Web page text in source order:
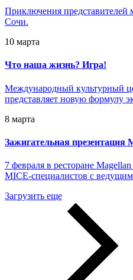
Приключения представителей
Сочи.
10 марта
Что наша жизнь? Игра!
Международный культурный
представляет новую формулу
8 марта
Зажигательная
7 февраля в ресторане
MICE-специалистов с
Загрузить еще